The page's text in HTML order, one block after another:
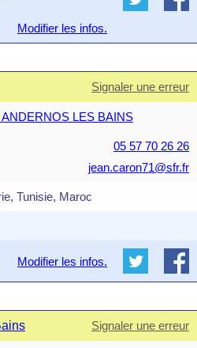
Modifier les infos.
Signaler une erreur
LES BAINS
05 57 70 26 26
jean.caron71@sfr.fr
Tunisie, Maroc
Modifier les infos.
Signaler une erreur